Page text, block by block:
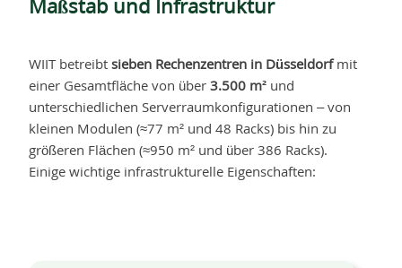
Maßstab und Infrastruktur
WIIT betreibt sieben Rechenzentren in Düsseldorfmit
einer Gesamtfläche von über 3.500 m² und
unterschiedlichen Serverraumkonfigurationen – von
kleinen Modulen (≈77 m² und 48 Racks) bis hin zu
größeren Flächen (≈950 m² und über 386 Racks).
Einige wichtige infrastrukturelle Eigenschaften: